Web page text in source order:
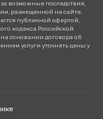
за возможные последствия,
размещенной на сайте.
публичной офертой,
кодекса Российской
основании договора об
услуги уточнять цены у